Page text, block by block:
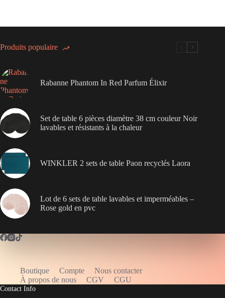
Produits populaire
Rabanne Phantom In Red Parfum Élixir
Set de table 6 pièces diamètre 38 cm couleur Noir
lavables et résistants à la chaleur
WINKLER 2 sets de table Paon recyclés Laora
Lot de 6 sets de table lavables et imperméables –
Rose gold en pvc
Boutique Compte
Nous contacter
À propos de nous
CGV CGU
Contact Info
WELCOME5